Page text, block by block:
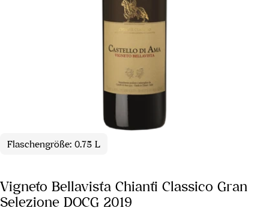
Flaschengröße: 0.75 L
Vigneto Bellavista Chianti Classico Gran
Selezione DOCG 2019